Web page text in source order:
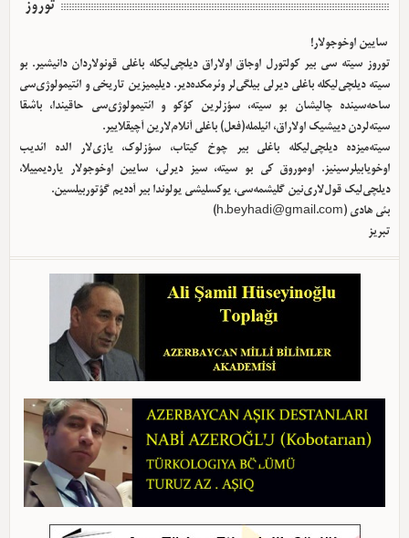
توروز
سایین اوخوجولار!
توروز سیته سی بیر کولتورل اوجاق اولا‌راق دیلچی‌لیکله باغلی قونولاردان دانیشیر. بو
سیته دیلچی‌لیکله باغلی دیرلی بیلگی‌لر وئرمکده‌دیر. دیلیمیزین تاریخی و ائتیمولوژی‌سی
ساحه‌سینده چالیشان بو سیته، سؤزلرین کؤکو و ائتیمولوژی‌سی حاقیندا، باشقا
سیته‌لردن دییشیک اولا‌راق، ائیلمله(فعل) باغلی آنلام‌لارین آچیقلاییر.
سیته‌میزده دیلچی‌لیکله باغلی بیر چوخ کیتاب، سؤزلوک، یازی‌لار الده ائدیب
اوخویابیلرسینیز. اوموروق کی بو سیته، سیز دیرلی، سایین اوخوجولار یاردیمییلا،
دیلچی‌لیک قول‌لاری‌نین گلیشمه‌سی، یوکسلیشی یولوندا بیر آددیم گؤتوربیلسین.
بئی هادی (h.beyhadi@gmail.com
)
تبریز